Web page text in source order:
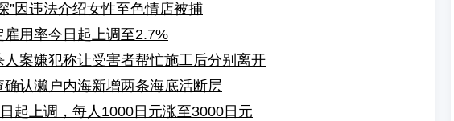
”因违法介绍女性至色情店被捕
雇用率今日起上调至2.7%
人案嫌犯称让受害者帮忙施工后分别离开
确认濑户内海新增两条海底活断层
日起上调，每人1000日元涨至3000日元